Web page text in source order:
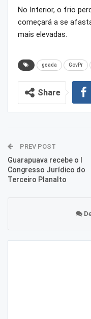
No Interior, o frio
começará a se
mais elevadas.
geada GovPr
Share
PREV POST
Guarapuava recebe o I
Congresso Jurídico do
Terceiro Planalto